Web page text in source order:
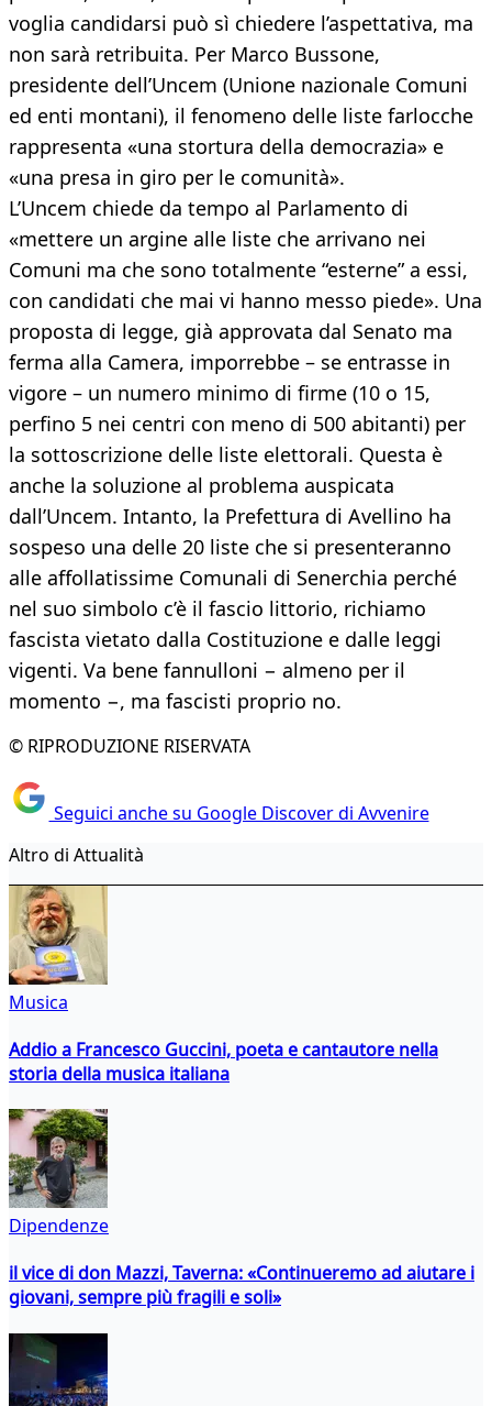
voglia candidarsi può sì chiedere l’aspettativa, ma
non sarà retribuita. Per Marco Bussone,
presidente dell’Uncem (Unione nazionale Comuni
ed enti montani), il fenomeno delle liste farlocche
rappresenta «una stortura della democrazia» e
«una presa in giro per le comunità».
L’Uncem chiede da tempo al Parlamento di
«mettere un argine alle liste che arrivano nei
Comuni ma che sono totalmente “esterne” a essi,
con candidati che mai vi hanno messo piede». Una
proposta di legge, già approvata dal Senato ma
ferma alla Camera, imporrebbe – se entrasse in
vigore – un numero minimo di firme (10 o 15,
perfino 5 nei centri con meno di 500 abitanti) per
la sottoscrizione delle liste elettorali. Questa è
anche la soluzione al problema auspicata
dall’Uncem. Intanto, la Prefettura di Avellino ha
sospeso una delle 20 liste che si presenteranno
alle affollatissime Comunali di Senerchia perché
nel suo simbolo c’è il fascio littorio, richiamo
fascista vietato dalla Costituzione e dalle leggi
vigenti. Va bene fannulloni − almeno per il
momento −, ma fascisti proprio no.
© RIPRODUZIONE RISERVATA
Seguici anche su Google Discover di Avvenire
Altro di Attualità
Musica
Addio a Francesco Guccini, poeta e cantautore nella
storia della musica italiana
Dipendenze
il vice di don Mazzi, Taverna: «Continueremo ad aiutare i
giovani, sempre più fragili e soli»